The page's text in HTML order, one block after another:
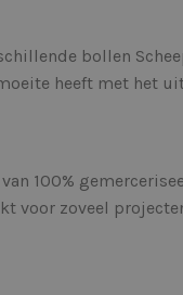
bollen
heeft met het
100%
voor zoveel